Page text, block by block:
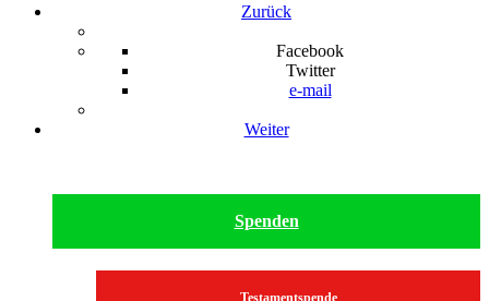
Zurück
Facebook
Twitter
e-mail
Weiter
Spenden
Testamentspende